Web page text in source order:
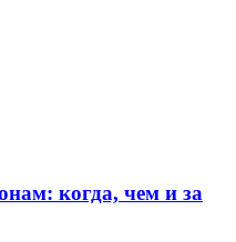
когда, чем и за